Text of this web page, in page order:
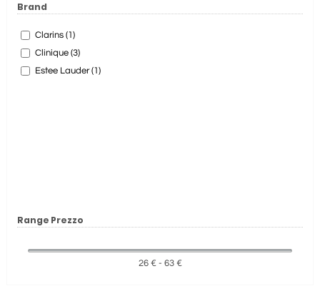
Brand
Clarins (1)
Clinique (3)
Estee Lauder (1)
Range Prezzo
26 € - 63 €